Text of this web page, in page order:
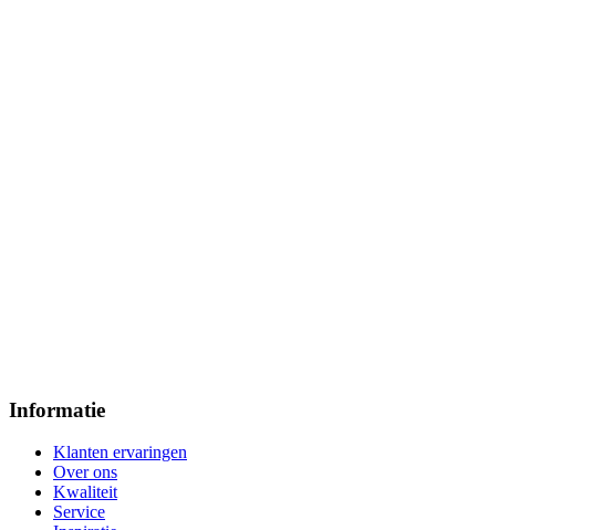
Informatie
Klanten ervaringen
Over ons
Kwaliteit
Service